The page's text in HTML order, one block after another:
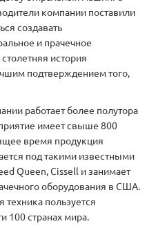
компании поставили
создавать
и прачечное
история
подтверждением того,
работает более полутора
имеет свыше 800
время продукция
под такими известными
Queen, Cissell и занимает
оборудования в США.
техника пользуется
100 странах мира.